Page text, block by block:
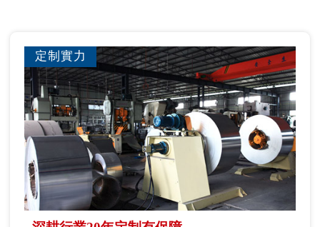
定制實力